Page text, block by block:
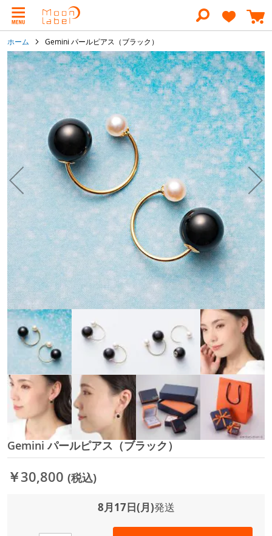
ン
ン
に
ス
キ
ッ
プ
検
ホーム Gemini パールピアス（ブラック）
イ
メ
ー
ジ
ギ
ャ
ラ
リ
ー
の
最
後
に
動
す
る
イ
メ
ー
ジ
Gemini パールピアス（ブラック）
￥30,800 (税込)
8月17日(月)発送